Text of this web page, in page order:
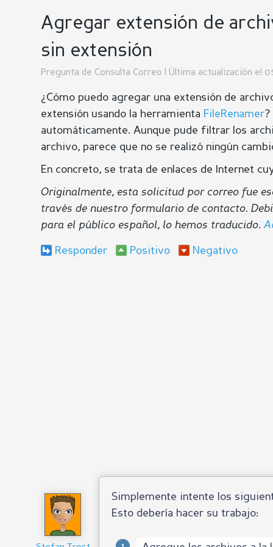
Agregar extensión de
sin extensión
Pregunta de Consulta Correo | Última actualización el
¿Cómo puedo agregar una extensión de
extensión usando la herramienta FileRenamer?
automáticamente. Aunque pude filtrar los
archivo, parece que no se realizó ningún
En concreto, se trata de enlaces de Internet
Originalmente, esta solicitud por correo fue
través de nuestro formulario de contacto.
para el público español, lo hemos traducido.
Responder Positivo Negativo
Simplemente intente los
Esto debería hacer su trabajo: